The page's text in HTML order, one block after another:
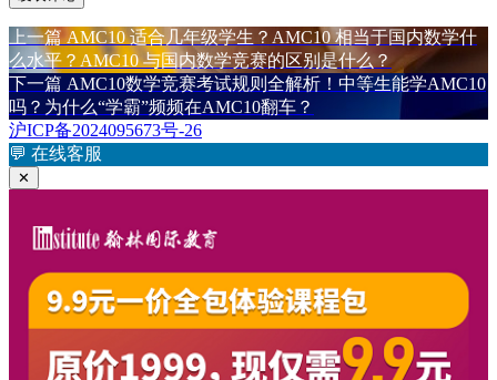
文
章
导
航
上一篇 上
篇
文
章：
AMC10 适合几年级学生？AMC10 相当于国内数学什
么水平？AMC10 与国内数学竞赛的区别是什么？
下一篇 下
篇
文
章：
AMC10数学竞赛考试规则全解析！中等生能学AMC10
吗？为什么“学霸”频频在AMC10翻车？
沪ICP备2024095673号-26
💬 在线客服
✕